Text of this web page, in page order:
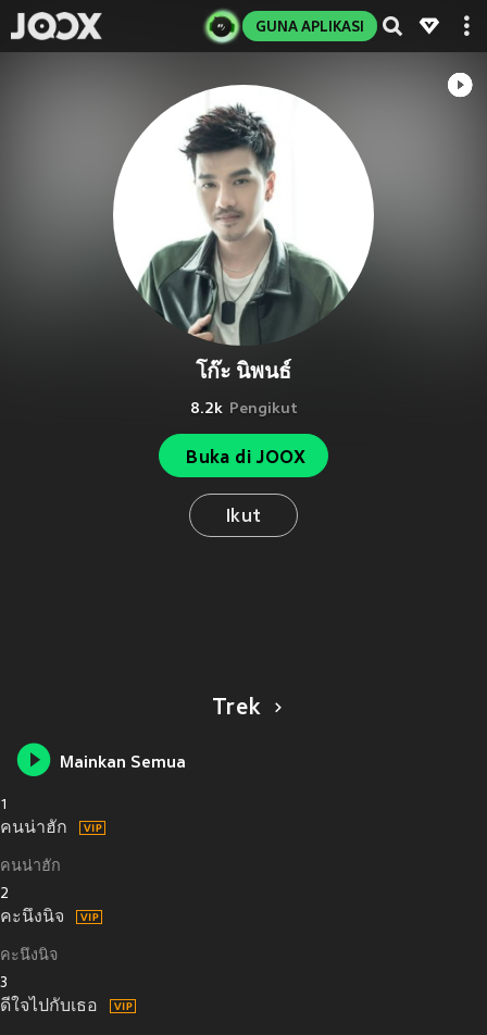
GUNA APLIKASI
โก๊ะ นิพนธ์
8.2k Pengikut
Buka di JOOX
Ikut
Trek
Mainkan Semua
1
คนน่าฮัก
คนน่าฮัก
2
คะนึงนิจ
คะนึงนิจ
3
ดีใจไปกับเธอ